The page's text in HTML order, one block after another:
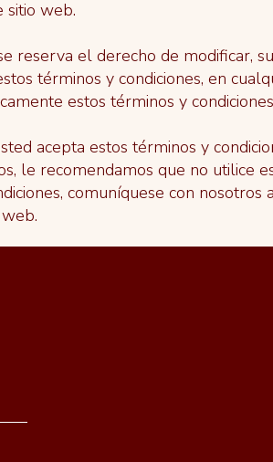
sitio web.
reserva el derecho de modificar,
términos y condiciones, en
estos términos y
acepta estos términos y
le recomendamos que no utilice
comuníquese con nosotros